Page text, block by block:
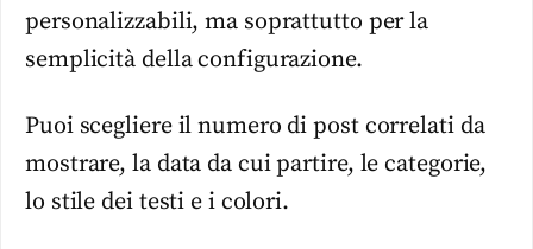
personalizzabili, ma soprattutto per la
semplicità della configurazione.
Puoi scegliere il numero di post correlati da
mostrare, la data da cui partire, le categorie,
lo stile dei testi e i colori.